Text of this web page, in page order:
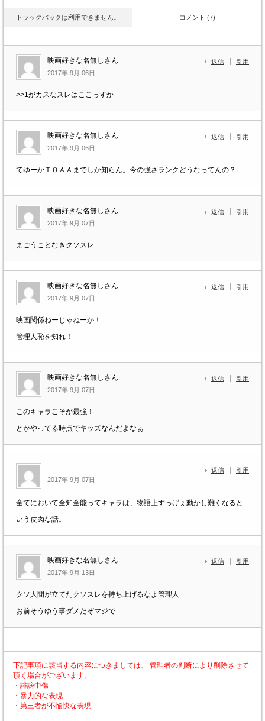
トラックバックは利用できません。 コメント (7)
映画好きな名無しさん
2017年 9月 06日
返信 引用
>>1がカスなスレはここっすか
映画好きな名無しさん
2017年 9月 06日
返信 引用
てゆーかＴＯＡＡまでしか知らん。今の強さランクどうなってんの？
映画好きな名無しさん
2017年 9月 07日
返信 引用
まごうことなきクソスレ
映画好きな名無しさん
2017年 9月 07日
返信 引用
映画関係ねーじゃねーか！
管理人恥を知れ！
映画好きな名無しさん
2017年 9月 07日
返信 引用
このキャラこそが最強！
とかやってる時点でキッズなんだよなぁ
2017年 9月 07日
返信 引用
全てにおいて全知全能ってキャラは、物語上すっげぇ動かし難くなると
いう皮肉な話。
映画好きな名無しさん
2017年 9月 13日
返信 引用
クソ人間が立てたクソスレを持ち上げるなよ管理人
お前そうゆう事ダメだぞマジで
下記事項に該当する内容につきましては、 管理者の判断により削除させて
頂く場合がございます。
・誹謗中傷
・暴力的な表現
・第三者が不愉快な表現